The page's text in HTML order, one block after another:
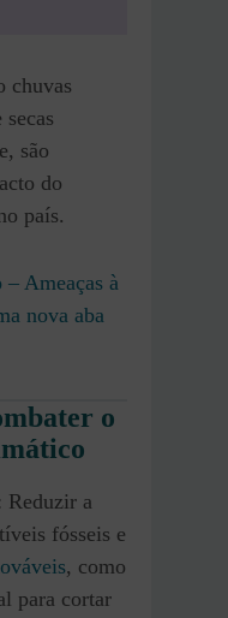
chuvas
são
do
país.
Ameaças à
nova aba
o
: Reduzir a
fósseis e
, como
para cortar